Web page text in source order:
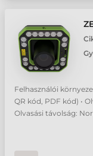
Felhasználói
QR kód, PDF kód) •
Olvasási távolság: